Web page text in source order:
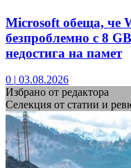
Microsoft обеща, че
безпроблемно с 8
недостига на памет
0 | 03.08.2026
Избрано от редактора
Селекция от статии и